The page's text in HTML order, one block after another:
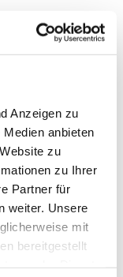
Anzeigen zu
anbieten
zu
zu Ihrer
Partner für
weiter. Unsere
mit
bereitgestellt